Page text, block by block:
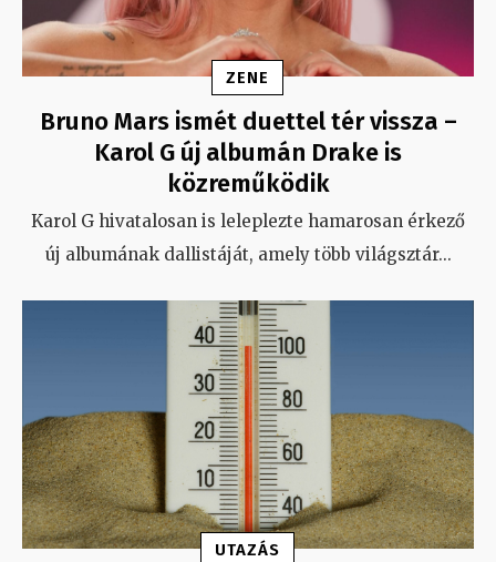
ZENE
Bruno Mars ismét duettel tér vissza –
Karol G új albumán Drake is
közreműködik
Karol G hivatalosan is leleplezte hamarosan érkező
új albumának dallistáját, amely több világsztár...
UTAZÁS